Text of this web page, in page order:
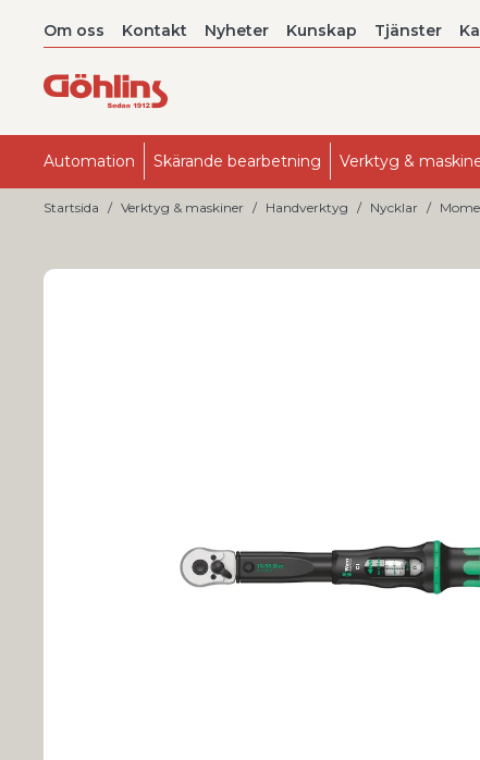
Om oss Kontakt Nyheter Kunskap Tjänster
Automation Skärande bearbetning Verktyg &
Startsida Verktyg & maskiner Handverktyg Nycklar